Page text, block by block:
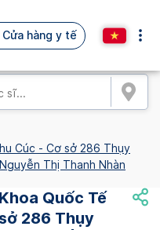
Cửa hàng y tế
Cúc - Cơ sở 286 Thụy
Thị Thanh Nhàn
Quốc Tế
286 Thụy